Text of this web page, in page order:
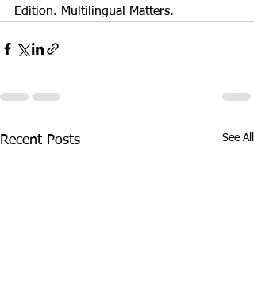
Edition. Multilingual Matters.
Recent Posts See All